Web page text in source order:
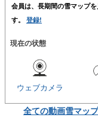
会員は、長期間の雪マップ
す。 登録!
現在の状態
ウェブカメラ
全ての動画雪マッ